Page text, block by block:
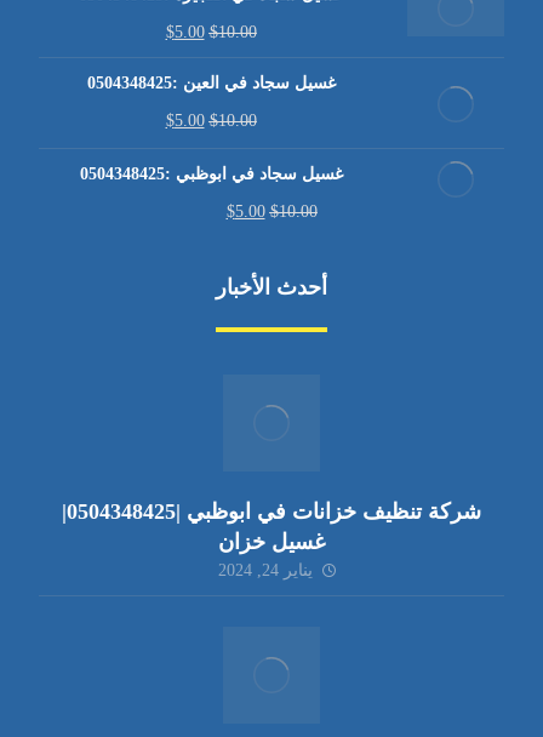
$10.00
$5.00
غسيل سجاد في العين :0504348425
$10.00
$5.00
غسيل سجاد في ابوظبي :0504348425
$10.00
$5.00
أحدث الأخبار
شركة تنظيف خزانات في ابوظبي |0504348425|
غسيل خزان
يناير 24, 2024